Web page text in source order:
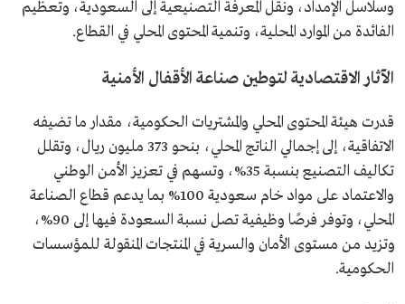
وسلاسل الإمداد، ونقل المعرفة التصنيعية إلى السعودية، وتعظيم
الفائدة من الموارد المحلية، وتنمية المحتوى المحلي في القطاع.
الآثار الاقتصادية لتوطين صناعة الأقفال الأمنية
قدرت هيئة المحتوى المحلي والمشتريات الحكومية، مقدار ما تضيفه
الاتفاقية، إلى إجمالي الناتج المحلي، بنحو 373 مليون ريال، وتقلل
تكاليف التصنيع بنسبة 35%، وتسهم في تعزيز الأمن الوطني
والاعتماد على مواد خام سعودية 100% بما يدعم قطاع الصناعة
المحلي، وتوفر فرصًا وظيفية تصل نسبة السعودة فيها إلى 90%،
وتزيد من مستوى الأمان والسرية في المنتجات المنقولة للمؤسسات
الحكومية.